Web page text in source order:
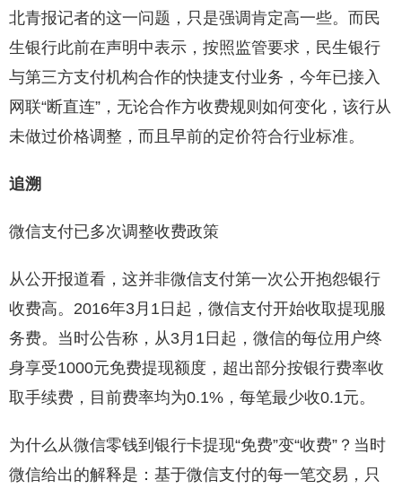
北青报记者的这一问题，只是强调肯定高一些。而民
生银行此前在声明中表示，按照监管要求，民生银行
与第三方支付机构合作的快捷支付业务，今年已接入
网联“断直连”，无论合作方收费规则如何变化，该行从
未做过价格调整，而且早前的定价符合行业标准。
追溯
微信支付已多次调整收费政策
从公开报道看，这并非微信支付第一次公开抱怨银行
收费高。2016年3月1日起，微信支付开始收取提现服
务费。当时公告称，从3月1日起，微信的每位用户终
身享受1000元免费提现额度，超出部分按银行费率收
取手续费，目前费率均为0.1%，每笔最少收0.1元。
为什么从微信零钱到银行卡提现“免费”变“收费”？当时
微信给出的解释是：基于微信支付的每一笔交易，只